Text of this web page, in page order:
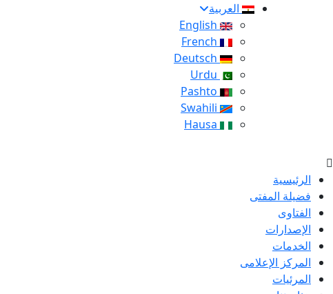
العربية
الرئيسية
فضيلة المفتى
الفتاوى
الإصدارات
الخدمات
المركز الإعلامى
المرئيات